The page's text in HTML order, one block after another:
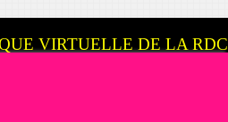
VIRTUELLE DE LA RDC